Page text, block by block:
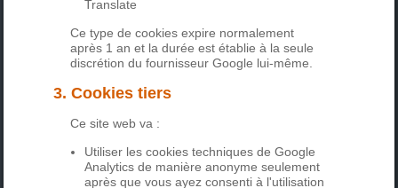
Translate
Ce type de cookies expire normalement
après 1 an et la durée est établie à la seule
discrétion du fournisseur Google lui-même.
3. Cookies tiers
Ce site web va :
Utiliser les cookies techniques de Google
Analytics de manière anonyme seulement
après que vous ayez consenti à l'utilisation